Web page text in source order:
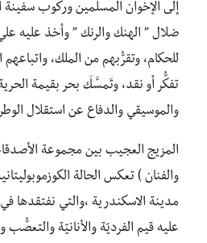
إلى الإخوان المسلمين وركوب سفينة
ضلال ” الهنك والرنك ” وأخذ عليه
للحكام، وتقرُّبهم من الملك، واتباعهم
تفكُّر أو نقد، وتَمسَّكَ بحر بقيمة
والموسيقي والدفاع عن استقلال
المزيج العجيب بين مجموعة
والفنان ) تعكس الحالة
مدينة الاسكندرية ،والتي نفتقدها
عليه قيم الفرديّة والأنانيّة